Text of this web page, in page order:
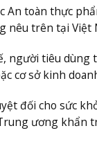
An toàn thực
nêu trên tại Việt
người tiêu dùng
cơ sở kinh
đối cho sức
ương khẩn